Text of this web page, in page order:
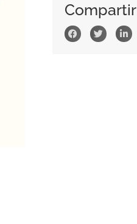
Compartir